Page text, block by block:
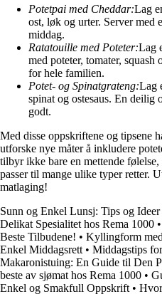
Potetpai med Cheddar:Lag
ost, løk og urter. Server med
middag.
Ratatouille med Poteter:Lag
med poteter, tomater,
for hele familien.
Potet- og Spinatgrateng:Lag
spinat og ostesaus. En
godt.
Med disse oppskriftene og tipsene
utforske nye måter å inkludere
tilbyr ikke bare en mettende
passer til mange ulike typer retter.
matlaging!
Sunn og Enkel Lunsj: Tips og
Delikat Spesialitet hos Rema 1000 •
Beste Tilbudene! • Kyllingform
Enkel Middagsrett • Middagstips
Makaronistuing: En Guide til Den
beste av sjømat hos Rema 1000 •
Enkel og Smakfull Oppskrift •